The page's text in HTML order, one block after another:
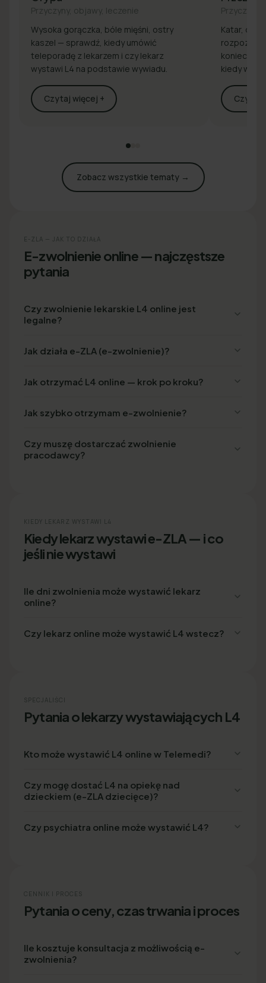
Przyczyny, objawy, leczenie
Wysoka gorączka, bóle mięśni, ostry
kaszel — sprawdź, kiedy umówić
teleporadę z lekarzem i czy lekarz
wystawi L4 na podstawie wywiadu.
Czytaj więcej +
Przyczyny,
Katar,
rozpoznaj
konieczna
kiedy
Czytaj
Zobacz wszystkie tematy →
E-ZLA — JAK TO DZIAŁA
E-zwolnienie online — najczęstsze
pytania
Czy zwolnienie lekarskie L4 online jest
legalne?
Jak działa e-ZLA (e-zwolnienie)?
Jak otrzymać L4 online — krok po kroku?
Jak szybko otrzymam e-zwolnienie?
Czy muszę dostarczać zwolnienie
pracodawcy?
KIEDY LEKARZ WYSTAWI L4
Kiedy lekarz wystawi e-ZLA — i co
jeśli nie wystawi
Ile dni zwolnienia może wystawić lekarz
online?
Czy lekarz online może wystawić L4 wstecz?
SPECJALIŚCI
Pytania o lekarzy wystawiających L4
Kto może wystawić L4 online w Telemedi?
Czy mogę dostać L4 na opiekę nad
dzieckiem (e-ZLA dziecięce)?
Czy psychiatra online może wystawić L4?
CENNIK I PROCES
Pytania o ceny, czas trwania i proces
Ile kosztuje konsultacja z możliwością e-
zwolnienia?